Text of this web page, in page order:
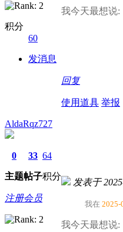
积分
60
发消息
我今天最想说:
回复
使用道具 举报
AldaRqz727
0
主题
33
帖子
64
积分
注册会员
发表于
我在 2025-
我今天最想说: